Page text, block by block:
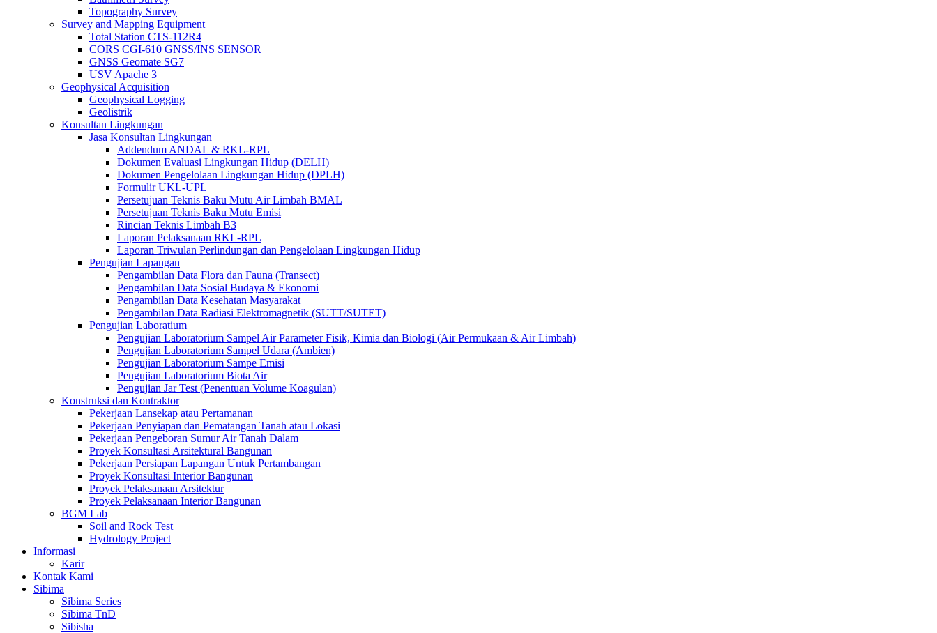
Topography Survey
Survey and Mapping Equipment
Total Station CTS-112R4
CORS CGI-610 GNSS/INS SENSOR
GNSS Geomate SG7
USV Apache 3
Geophysical Acquisition
Geophysical Logging
Geolistrik
Konsultan Lingkungan
Jasa Konsultan Lingkungan
Addendum ANDAL & RKL-RPL
Dokumen Evaluasi Lingkungan Hidup (DELH)
Dokumen Pengelolaan Lingkungan Hidup (DPLH)
Formulir UKL-UPL
Persetujuan Teknis Baku Mutu Air Limbah BMAL
Persetujuan Teknis Baku Mutu Emisi
Rincian Teknis Limbah B3
Laporan Pelaksanaan RKL-RPL
Laporan Triwulan Perlindungan dan Pengelolaan Lingkungan Hidup
Pengujian Lapangan
Pengambilan Data Flora dan Fauna (Transect)
Pengambilan Data Sosial Budaya & Ekonomi
Pengambilan Data Kesehatan Masyarakat
Pengambilan Data Radiasi Elektromagnetik (SUTT/SUTET)
Pengujian Laboratium
Pengujian Laboratorium Sampel Air Parameter Fisik, Kimia dan Biologi (Air Permukaan & Air Limbah)
Pengujian Laboratorium Sampel Udara (Ambien)
Pengujian Laboratorium Sampe Emisi
Pengujian Laboratorium Biota Air
Pengujian Jar Test (Penentuan Volume Koagulan)
Konstruksi dan Kontraktor
Pekerjaan Lansekap atau Pertamanan
Pekerjaan Penyiapan dan Pematangan Tanah atau Lokasi
Pekerjaan Pengeboran Sumur Air Tanah Dalam
Proyek Konsultasi Arsitektural Bangunan
Pekerjaan Persiapan Lapangan Untuk Pertambangan
Proyek Konsultasi Interior Bangunan
Proyek Pelaksanaan Arsitektur
Proyek Pelaksanaan Interior Bangunan
BGM Lab
Soil and Rock Test
Hydrology Project
Informasi
Karir
Kontak Kami
Sibima
Sibima Series
Sibima TnD
Sibisha